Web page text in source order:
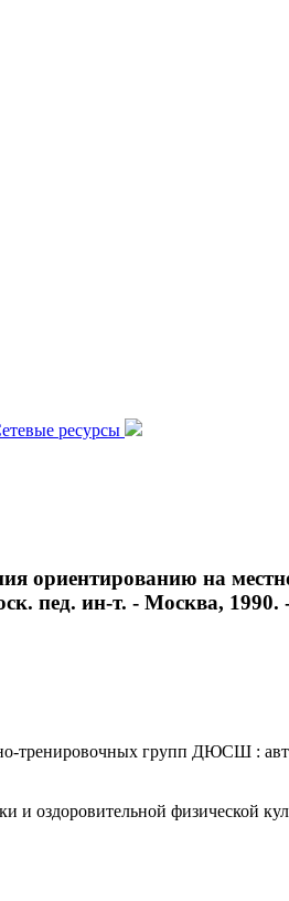
ресурсы
ориентированию на
пед. ин-т. - Москва, 1990.
тренировочных групп ДЮСШ :
и оздоровительной физической